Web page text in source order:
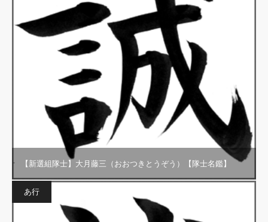
【新選組隊士】大月藤三（おおつきとうぞう）【隊士名鑑】
あ行